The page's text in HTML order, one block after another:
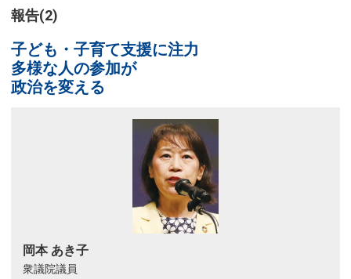
報告(2)
子ども・子育て支援に注力
多様な人の参加が
政治を変える
岡本 あき子
衆議院議員